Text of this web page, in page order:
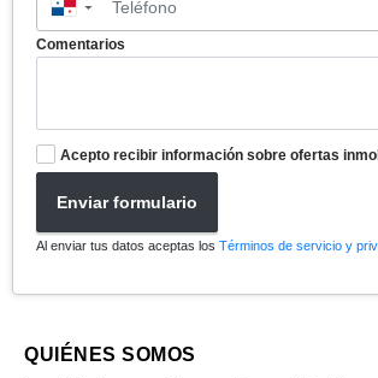
▼
Comentarios
Acepto recibir información sobre ofertas
Enviar formulario
Al enviar tus datos aceptas los Términos de servicio y
QUIÉNES SOMOS